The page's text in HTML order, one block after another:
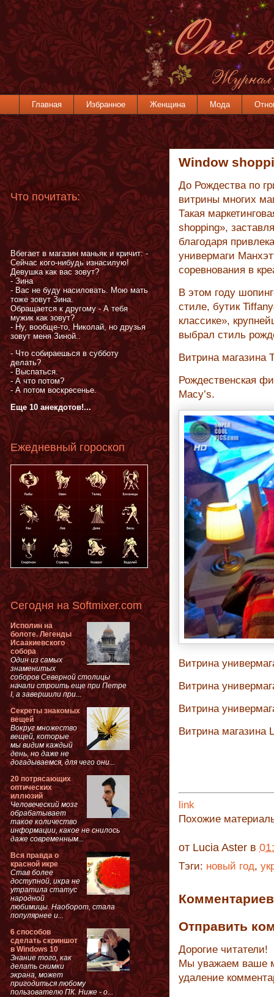
Главная Избранное Женщина Мода
Window
До Рождества по
витрины многих
Такая
shopping»,
благодаря
универмаги
соревнования в
В этом году
стиле, бутик
классике»,
выбрал стиль
Витрина магазина
Рождественская
Macy’s.
Витрина
Витрина
Витрина
Витрина магазина
link
Похожие
от Lucia Aster в
Тэги: новый год,
Отправить
Дорогие читатели!
Мы уважаем ваше
удаление
Что почитать:
Вбегает в магазин маньяк и кричит: -
Сейчас кого-нибудь изнасилую!
Девушка как вас зовут?
- Зина
- Вас не буду насиловать. Мою мать
тоже зовут Зина.
Обращается к другому - А тебя
мужик как зовут?
- Ну, вообще-то, Николай, но друзья
зовут меня Зиной..
- Что собираешься в субботу
делать?
- Выспаться.
- А что потом?
- А потом воскресенье.
Еще 10 анекдотов!...
Ежедневный гороскоп
Сегодня на Softmixer.com
Исполин на
болоте. Легенды
Исаакиевского
собора
Один из самых
знаменитых
соборов Северной столицы
начали строить еще при Петре
I, а завершили при...
Секреты знакомых
вещей
Вокруг множество
вещей, которые
мы видим каждый
день, но даже не
догадываемся, для чего они...
20 потрясающих
оптических
иллюзий
Человеческий мозг
обрабатывает
такое количество
информации, какое не снилось
даже современным...
Вся правда о
красной икре
Став более
доступной, икра не
утратила статус
народной
любимицы. Наоборот, стала
популярнее и...
6 способов
сделать скриншот
в Windows 10
Знание того, как
делать снимки
экрана, может
пригодиться любому
пользователю ПК. Ниже - о...